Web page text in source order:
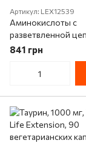
Артикул: LEX12539
Аминокислоты с
разветвленной
Branched Chain
Life Extension, 90
841 грн